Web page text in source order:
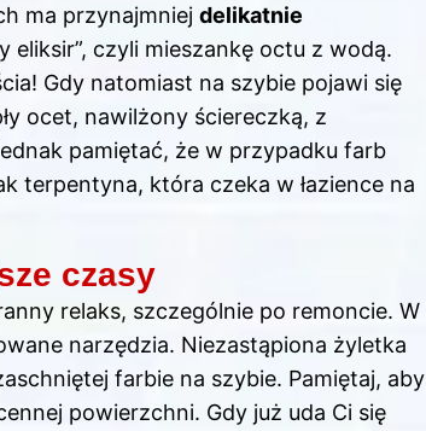
ma przynajmniej delikatnie
eliksir”, czyli mieszankę octu z wodą.
Gdy natomiast na szybie pojawi się
ocet, nawilżony ściereczką, z
pamiętać, że w przypadku farb
terpentyna, która czeka w łazience na
czasy
relaks, szczególnie po remoncie. W
narzędzia. Niezastąpiona żyletka
farbie na szybie. Pamiętaj, aby
powierzchni. Gdy już uda Ci się